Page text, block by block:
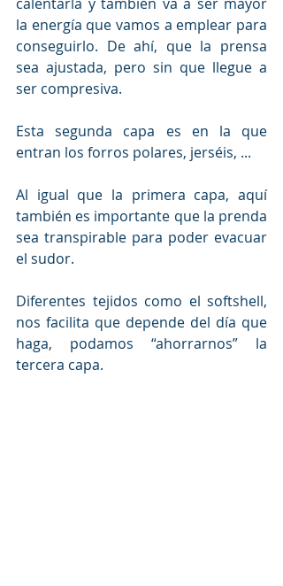
la energía que vamos a emplear para
conseguirlo. De ahí, que la prensa
sea ajustada, pero sin que llegue a
ser compresiva.
Esta segunda capa es en la que
entran los forros polares, jerséis, ...
Al igual que la primera capa, aquí
también es importante que la prenda
sea transpirable para poder evacuar
el sudor.
Diferentes tejidos como el softshell,
nos facilita que depende del día que
haga, podamos “ahorrarnos” la
tercera capa.